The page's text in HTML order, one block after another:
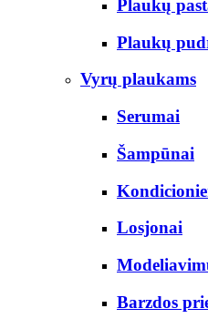
Plaukų
Plaukų
Vyrų plaukams
Serumai
Šampūnai
Losjonai
Barzdos